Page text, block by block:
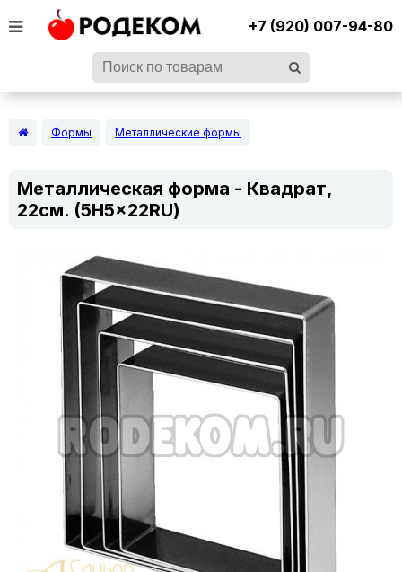
+7 (920) 007-94-80
Формы Металлические формы
Металлическая форма - Квадрат,
22см. (5H5x22RU)